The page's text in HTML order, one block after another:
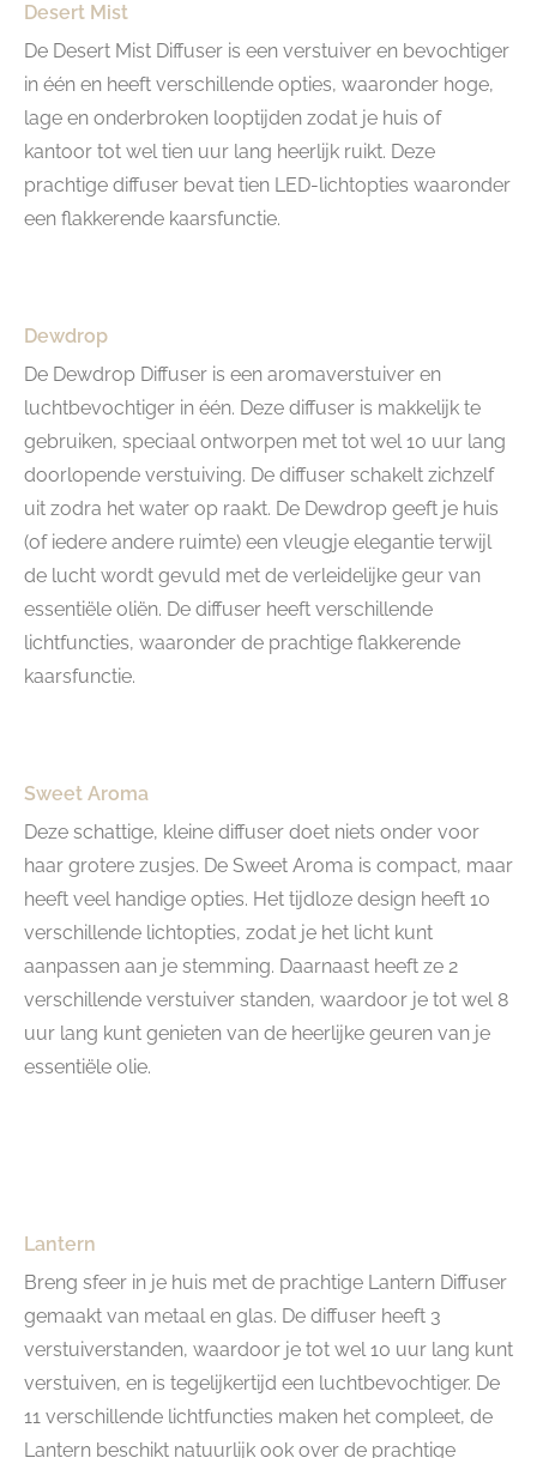
Desert Mist
De Desert Mist Diffuser is een verstuiver en bevochtiger
in één en heeft verschillende opties, waaronder hoge,
lage en onderbroken looptijden zodat je huis of
kantoor tot wel tien uur lang heerlijk ruikt. Deze
prachtige diffuser bevat tien LED-lichtopties waaronder
een flakkerende kaarsfunctie.
Dewdrop
De Dewdrop Diffuser is een aromaverstuiver en
luchtbevochtiger in één. Deze diffuser is makkelijk te
gebruiken, speciaal ontworpen met tot wel 10 uur lang
doorlopende verstuiving. De diffuser schakelt zichzelf
uit zodra het water op raakt. De Dewdrop geeft je huis
(of iedere andere ruimte) een vleugje elegantie terwijl
de lucht wordt gevuld met de verleidelijke geur van
essentiële oliën. De diffuser heeft verschillende
lichtfuncties, waaronder de prachtige flakkerende
kaarsfunctie.
Sweet Aroma
Deze schattige, kleine diffuser doet niets onder voor
haar grotere zusjes. De Sweet Aroma is compact, maar
heeft veel handige opties. Het tijdloze design heeft 10
verschillende lichtopties, zodat je het licht kunt
aanpassen aan je stemming. Daarnaast heeft ze 2
verschillende verstuiver standen, waardoor je tot wel 8
uur lang kunt genieten van de heerlijke geuren van je
essentiële olie.
Lantern
Breng sfeer in je huis met de prachtige Lantern Diffuser
gemaakt van metaal en glas. De diffuser heeft 3
verstuiverstanden, waardoor je tot wel 10 uur lang kunt
verstuiven, en is tegelijkertijd een luchtbevochtiger. De
11 verschillende lichtfuncties maken het compleet, de
Lantern beschikt natuurlijk ook over de prachtige